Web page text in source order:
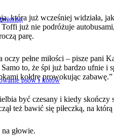
psów i kotów
która już wcześniej widziała,
Toffi już nie podróżuje
parę.
oczy pełne miłości – pisze pani
to, że śpi już bardzo ufnie i
kołdrę prowokując zabawę.”
być czesany i kiedy
też bawić się piłeczką, na
głowie.